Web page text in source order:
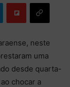
neste
uma
desde quarta-
chocar a